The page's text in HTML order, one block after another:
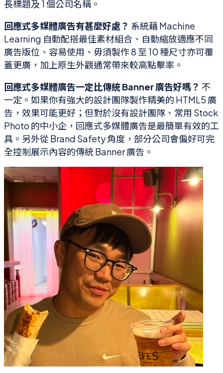
長標題及 1 個公司名稱。
回應式多媒體廣告有甚麼好處？ 系統藉 Machine
Learning 自動配搭最佳素材組合、自動縮放適應不同
廣告版位、容易使用、毋須製作 8 至 10 種尺寸亦可覆
蓋更廣，加上原生外觀通常帶來較高點擊率。
回應式多媒體廣告一定比傳統 Banner 廣告好嗎？ 不
一定。如果你有強大的設計團隊製作精美的 HTML5 廣
告，效果可能更好；但對於沒有設計團隊、常用 Stock
Photo 的中小企，回應式多媒體廣告是最簡單有效的工
具。另外從 Brand Safety 角度，部分公司會偏好可完
全控制展示內容的傳統 Banner 廣告。